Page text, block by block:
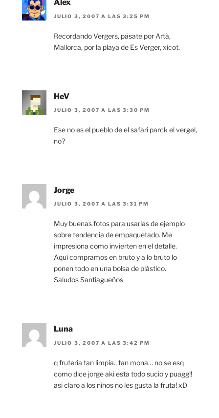
Alex
JULIO 3, 2007 A LAS 3:25 PM
Recordando Vergers, pásate por Artà,
Mallorca, por la playa de Es Verger, xicot.
HeV
JULIO 3, 2007 A LAS 3:30 PM
Ese no es el pueblo de el safari parck el vergel,
no?
Jorge
JULIO 3, 2007 A LAS 3:31 PM
Muy buenas fotos para usarlas de ejemplo
sobre tendencia de empaquetado. Me
impresiona como invierten en el detalle.
Aquí compramos en bruto y a lo bruto lo
ponen todo en una bolsa de plástico.
Saludos Santiagueños
Luna
JULIO 3, 2007 A LAS 3:42 PM
q fruteria tan limpia.. tan mona… no se esq
como dice jorge aki esta todo sucio y puagg!!
asi claro a los niños no les gusta la fruta! xD